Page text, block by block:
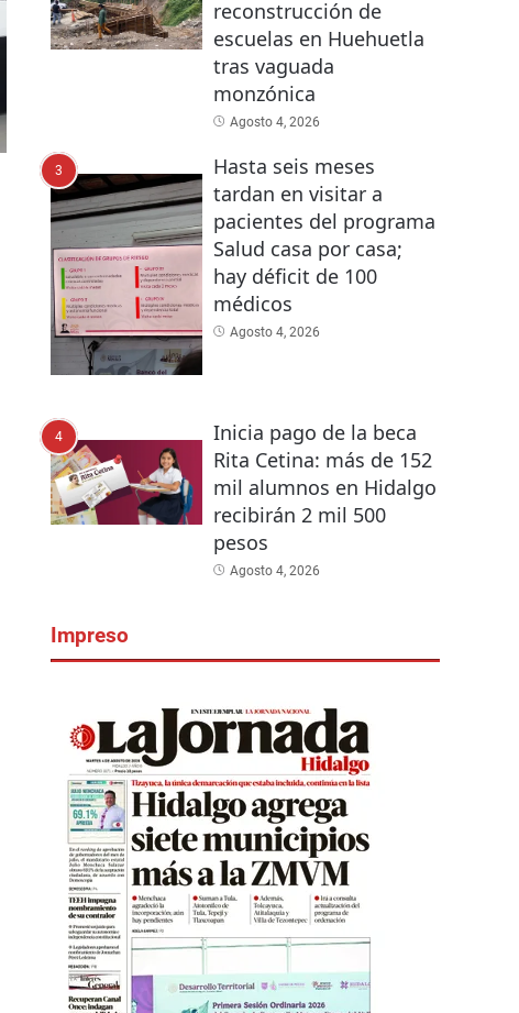
reconstrucción de
escuelas en Huehuetla
tras vaguada
monzónica
Agosto 4, 2026
3
Hasta seis meses
tardan en visitar a
pacientes del programa
Salud casa por casa;
hay déficit de 100
médicos
Agosto 4, 2026
4
Inicia pago de la beca
Rita Cetina: más de 152
mil alumnos en Hidalgo
recibirán 2 mil 500
pesos
Agosto 4, 2026
Impreso